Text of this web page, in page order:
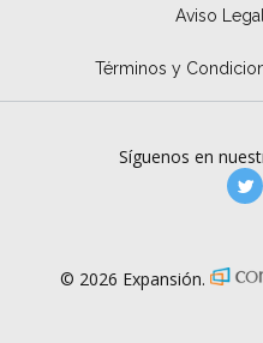
Aviso
Términos y
Síguenos en
© 2026 Expansión.